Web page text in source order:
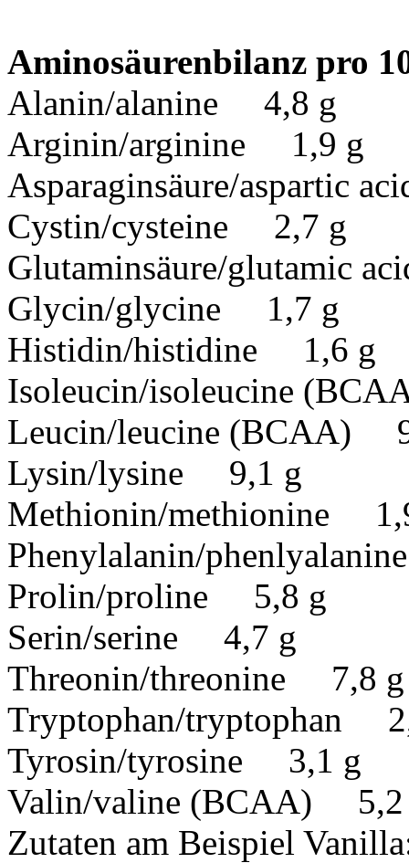
Aminosäurenbilanz pro
Alanin/alanine 4,8 g
Arginin/arginine 1,9 g
Asparaginsäure/aspartic
Cystin/cysteine 2,7 g
Glutaminsäure/glutamic
Glycin/glycine 1,7 g
Histidin/histidine 1,6 g
Isoleucin/isoleucine
Leucin/leucine (BCAA)
Lysin/lysine 9,1 g
Methionin/methionine
Phenylalanin/
Prolin/proline 5,8 g
Serin/serine 4,7 g
Threonin/threonine 7,8 g
Tryptophan/tryptophan
Tyrosin/tyrosine 3,1 g
Valin/valine (BCAA) 5,2
Zutaten am Beispiel